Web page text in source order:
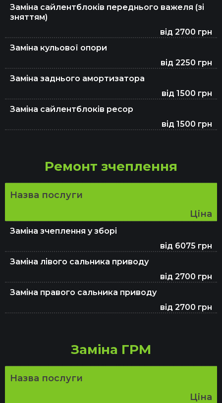
Заміна сайлентблоків переднього важеля (зі
зняттям)
від 2700 грн
Заміна кульової опори
від 2250 грн
Заміна заднього амортизатора
від 1500 грн
Заміна сайлентблоків ресор
від 1500 грн
Ремонт зчеплення
Назва послуги
Ціна
Заміна зчеплення у зборі
від 6075 грн
Заміна лівого сальника приводу
від 2700 грн
Заміна правого сальника приводу
від 2700 грн
Заміна ГРМ
Назва послуги
Ціна